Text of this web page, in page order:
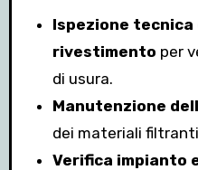
Ispezione tecnica
rivestimento per
di usura.
Manutenzione
dei materiali
Verifica impianto